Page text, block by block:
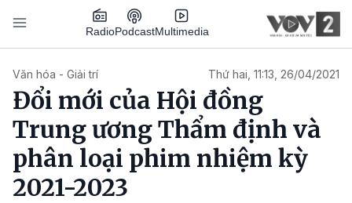
Nhảy đến nội dung
RadioPodcastMultimedia
Văn hóa - Giải trí Thứ hai, 11:13, 26/04/2021
Đổi mới của Hội đồng
Trung ương Thẩm định và
phân loại phim nhiệm kỳ
2021-2023